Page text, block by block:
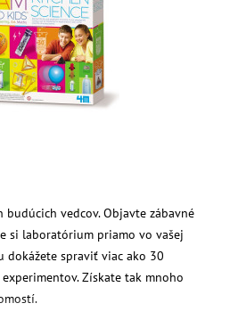
budúcich vedcov. Objavte zábavné
si laboratórium priamo vo vašej
dokážete spraviť viac ako 30
Získate tak mnoho